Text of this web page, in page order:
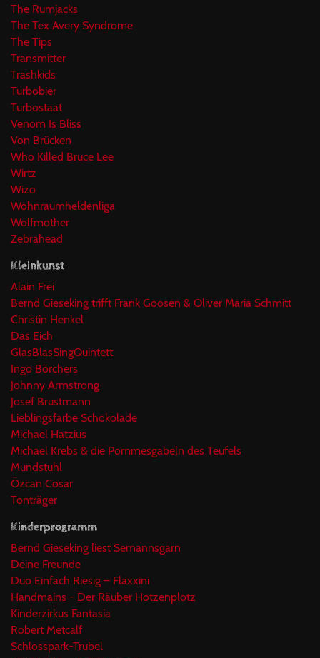
The Rumjacks
The Tex Avery Syndrome
The Tips
Transmitter
Trashkids
Turbobier
Turbostaat
Venom Is Bliss
Von Brücken
Who Killed Bruce Lee
Wirtz
Wizo
Wohnraumheldenliga
Wolfmother
Zebrahead
Kleinkunst
Alain Frei
Bernd Gieseking trifft Frank Goosen & Oliver Maria Schmitt
Christin Henkel
Das Eich
GlasBlasSingQuintett
Ingo Börchers
Johnny Armstrong
Josef Brustmann
Lieblingsfarbe Schokolade
Michael Hatzius
Michael Krebs & die Pommesgabeln des Teufels
Mundstuhl
Özcan Cosar
Tonträger
Kinderprogramm
Bernd Gieseking liest Semannsgarn
Deine Freunde
Duo Einfach Riesig – Flaxxini
Handmains - Der Räuber Hotzenplotz
Kinderzirkus Fantasia
Robert Metcalf
Schlosspark-Trubel